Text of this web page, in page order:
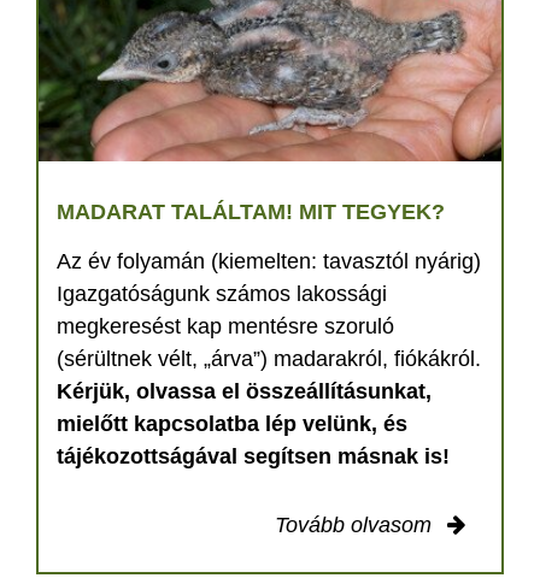
MADARAT TALÁLTAM! MIT TEGYEK?
Az év folyamán (kiemelten: tavasztól nyárig)
Igazgatóságunk számos lakossági
megkeresést kap mentésre szoruló
(sérültnek vélt, „árva”) madarakról, fiókákról.
Kérjük, olvassa el összeállításunkat,
mielőtt kapcsolatba lép velünk, és
tájékozottságával segítsen másnak is!
Tovább olvasom